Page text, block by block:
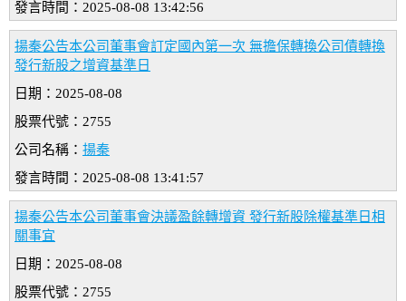
發言時間：2025-08-08 13:42:56
揚秦公告本公司董事會訂定國內第一次 無擔保轉換公司債轉換
發行新股之增資基準日
日期：2025-08-08
股票代號：2755
公司名稱： 揚秦
發言時間：2025-08-08 13:41:57
揚秦公告本公司董事會決議盈餘轉增資 發行新股除權基準日相
關事宜
日期：2025-08-08
股票代號：2755